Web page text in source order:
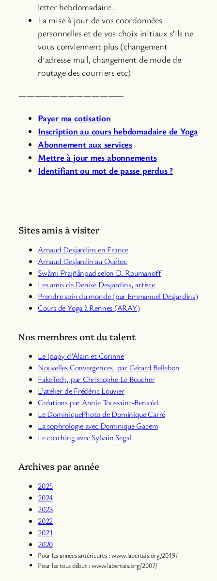
letter hebdomadaire…
La mise à jour de vos coordonnées
personnelles et de vos choix initiaux s’ils ne
vous conviennent plus (changement
d’adresse mail, changement de mode de
routage des courriers etc)
—————————————
Payer ma cotisation
Inscription au cours hebdomadaire de Yoga
Abonnement aux services
Mettre à jour mes abonnements
Identifiant ou mot de passe perdus ?
Sites amis à visiter
Arnaud Desjardins en France
Arnaud Desjardin au Québec
Swâmi Prajñânpad selon D. Roumanoff
Les amis de Denise Desjardins, artiste
Prendre soin du monde (par Emmanuel Desjardins)
Cours de Yoga à Rennes (ARAY)
Nos membres ont du talent
Le Ipapy d’Alain et Corinne
Nouvelles Convergences, par Gérard Bellebon
FakeTech, par Christophe Le Boucher
L’atelier de Frédéric Louvier
Créations par Annie Toussaint-Bensaïd
Le DominiquePhoto de Dominique Carré
La sophrologie avec Dominique Gacem
Le coaching avec Sylvain Segal
Archives par année
2025
2024
2023
2022
2021
2020
Pour les années antérieures : www.labertais.org/2019/
Pour les tous début : www.labertais.org/2007/